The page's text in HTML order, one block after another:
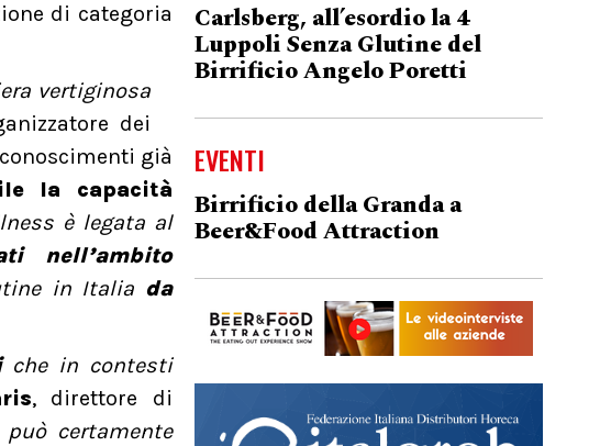
di categoria
vertiginosa
dei
già
la capacità
è legata al
nell’ambito
in Italia da
che in contesti
, direttore di
certamente
Carlsberg, all’esordio la 4
Luppoli Senza Glutine del
Birrificio Angelo Poretti
EVENTI
Birrificio della Granda a
Beer&Food Attraction